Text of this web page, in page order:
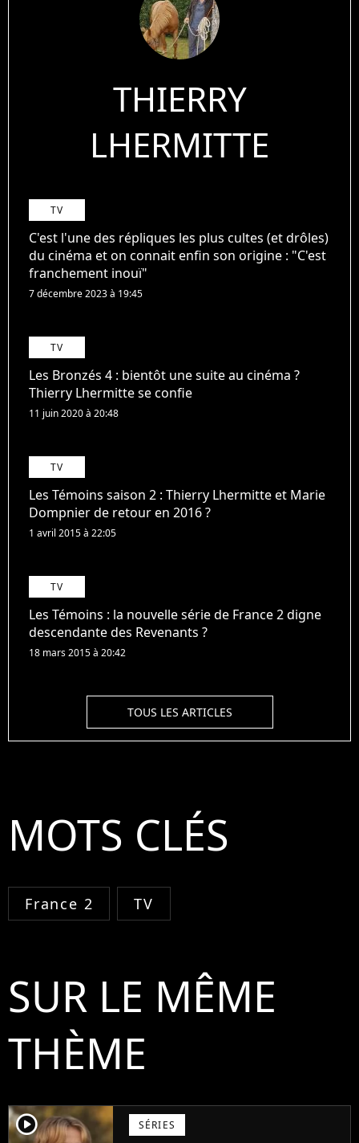
THIERRY
LHERMITTE
TV
C'est l'une des répliques les plus cultes (et drôles)
du cinéma et on connait enfin son origine : "C'est
franchement inouï"
7 décembre 2023 à 19:45
TV
Les Bronzés 4 : bientôt une suite au cinéma ?
Thierry Lhermitte se confie
11 juin 2020 à 20:48
TV
Les Témoins saison 2 : Thierry Lhermitte et Marie
Dompnier de retour en 2016 ?
1 avril 2015 à 22:05
TV
Les Témoins : la nouvelle série de France 2 digne
descendante des Revenants ?
18 mars 2015 à 20:42
TOUS LES ARTICLES
MOTS CLÉS
France 2 TV
SUR LE MÊME
THÈME
player2 SÉRIES